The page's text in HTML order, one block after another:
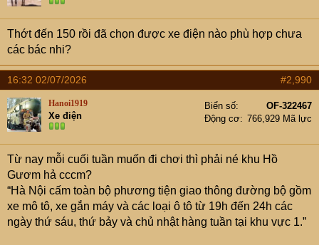
Thớt đến 150 rồi đã chọn được xe điện nào phù hợp chưa
các bác nhi?
16:32 02/07/2026 #2,990
Hanoi1919
Xe điện
Biển số
OF-322467
Động cơ
766,929 Mã lực
Từ nay mỗi cuối tuần muốn đi chơi thì phải né khu Hồ
Gươm hả cccm?
“Hà Nội cấm toàn bộ phương tiện giao thông đường bộ gồm
xe mô tô, xe gắn máy và các loại ô tô từ 19h đến 24h các
ngày thứ sáu, thứ bảy và chủ nhật hàng tuần tại khu vực 1.”